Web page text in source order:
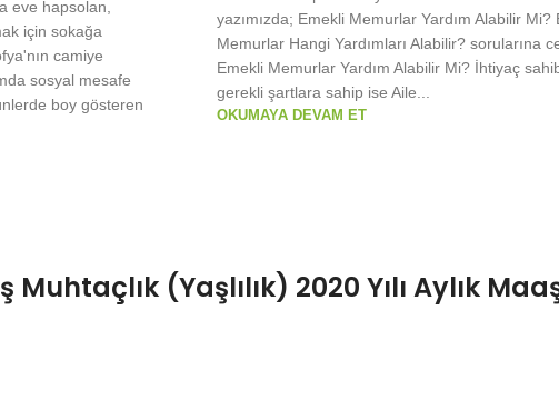
eve hapsolan,
için sokağa
camiye
sosyal mesafe
boy gösteren
yazımızda; Emekli Memurlar Yardım Alabilir Mi?
Memurlar Hangi Yardımları Alabilir? sorularına
Emekli Memurlar Yardım Alabilir Mi? İhtiyaç
gerekli şartlara sahip ise Aile...
OKUMAYA DEVAM ET
Muhtaçlık (Yaşlılık) 2020 Yılı Aylık